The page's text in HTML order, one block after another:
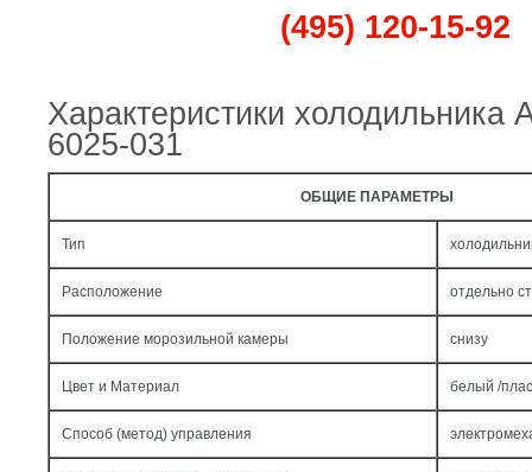
(495) 120-15-92
Характеристики холодильника
6025-031
ОБЩИЕ ПАРАМЕТРЫ
Тип
Расположение отдельно
Положение морозильной камеры снизу
Цвет и Материал белый /
Способ (метод) управления